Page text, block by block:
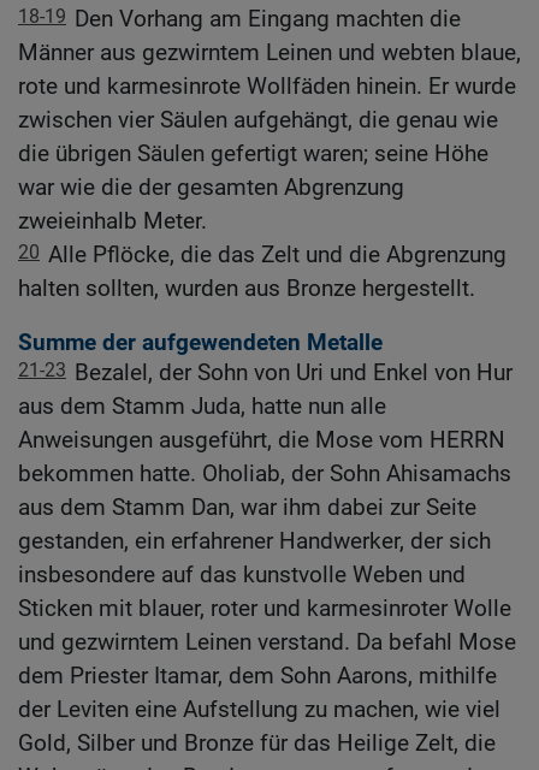
18-19 Den Vorhang am Eingang machten die
Männer aus gezwirntem Leinen und webten blaue,
rote und karmesinrote Wollfäden hinein. Er wurde
zwischen vier Säulen aufgehängt, die genau wie
die übrigen Säulen gefertigt waren; seine Höhe
war wie die der gesamten Abgrenzung
zweieinhalb Meter.
20 Alle Pflöcke, die das Zelt und die Abgrenzung
halten sollten, wurden aus Bronze hergestellt.
Summe der aufgewendeten Metalle
21-23 Bezalel, der Sohn von Uri und Enkel von Hur
aus dem Stamm Juda, hatte nun alle
Anweisungen ausgeführt, die Mose vom HERRN
bekommen hatte. Oholiab, der Sohn Ahisamachs
aus dem Stamm Dan, war ihm dabei zur Seite
gestanden, ein erfahrener Handwerker, der sich
insbesondere auf das kunstvolle Weben und
Sticken mit blauer, roter und karmesinroter Wolle
und gezwirntem Leinen verstand. Da befahl Mose
dem Priester Itamar, dem Sohn Aarons, mithilfe
der Leviten eine Aufstellung zu machen, wie viel
Gold, Silber und Bronze für das Heilige Zelt, die